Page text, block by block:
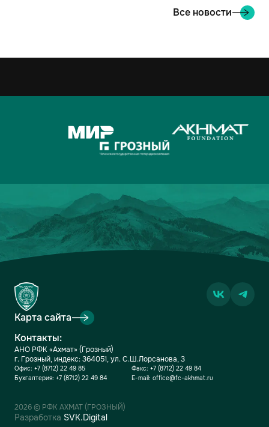
Все новости
Карта сайта
Контакты:
АНО РФК «Ахмат» (Грозный)
г. Грозный, индекс: 364051, ул. С.Ш.Лорсанова, 3
Офис: +7 (8712) 22 49 85
Бухгалтерия: +7 (8712) 22 49 84
Факс: +7 (8712) 22 49 84
E-mail: office@fc-akhmat.ru
2026 © РФК АХМАТ (ГРОЗНЫЙ)
Разработка SVK.Digital